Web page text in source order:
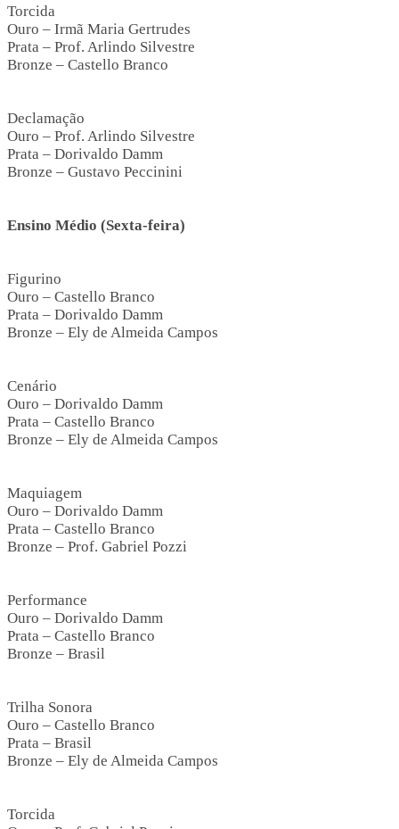
siteler
Torcida
Ouro – Irmã Maria Gertrudes
Prata – Prof. Arlindo Silvestre
Bronze – Castello Branco
Declamação
Ouro – Prof. Arlindo Silvestre
Prata – Dorivaldo Damm
Bronze – Gustavo Peccinini
Ensino Médio (Sexta-feira)
Figurino
Ouro – Castello Branco
Prata – Dorivaldo Damm
Bronze – Ely de Almeida Campos
Cenário
Ouro – Dorivaldo Damm
Prata – Castello Branco
Bronze – Ely de Almeida Campos
Maquiagem
Ouro – Dorivaldo Damm
Prata – Castello Branco
Bronze – Prof. Gabriel Pozzi
Performance
Ouro – Dorivaldo Damm
Prata – Castello Branco
Bronze – Brasil
Trilha Sonora
Ouro – Castello Branco
Prata – Brasil
Bronze – Ely de Almeida Campos
Torcida